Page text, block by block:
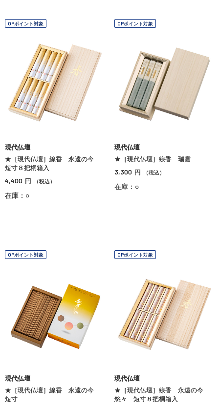
OPポイント対象
現代仏壇
★［現代仏壇］線香 永遠の今
短寸８把桐箱入
4,400 円 （税込）
在庫：○
OPポイント対象
現代仏壇
★［現代仏壇］線香 瑞雲
3,300 円 （税込）
在庫：○
OPポイント対象
現代仏壇
★［現代仏壇］線香 永遠の今
短寸
OPポイント対象
現代仏壇
★［現代仏壇］線香 永遠の今
悠々 短寸８把桐箱入